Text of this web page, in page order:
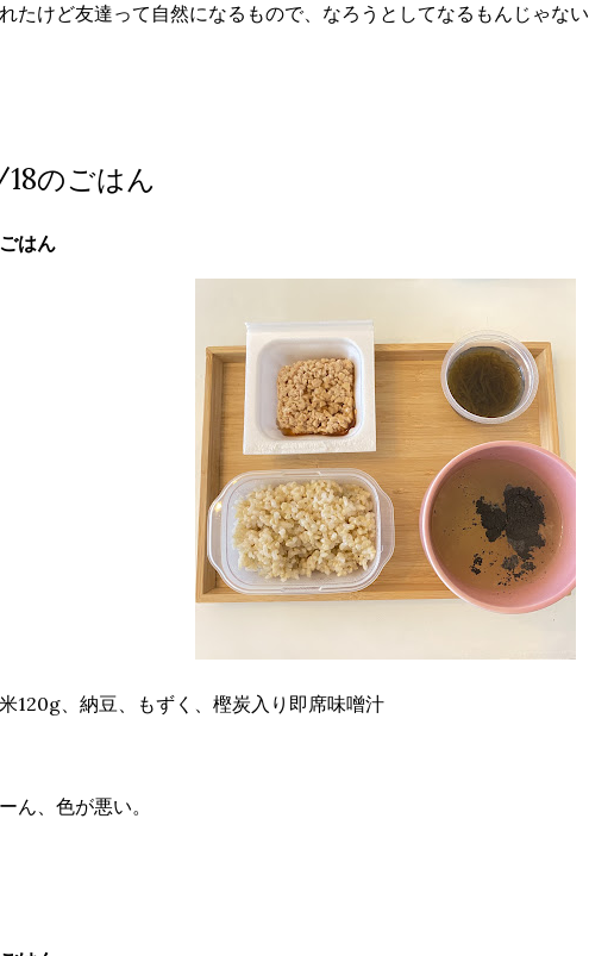
たけど友達って自然になるもので、なろうとしてなるもんじゃない
のごはん
はん
120g、納豆、もずく、樫炭入り即席味噌汁
ん、色が悪い。